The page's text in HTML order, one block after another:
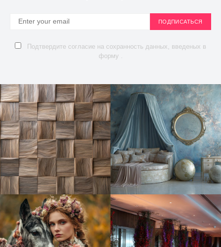
ПОДПИСАТЬСЯ
Подтвердите согласие на сохранность данных, введеных в
форму .